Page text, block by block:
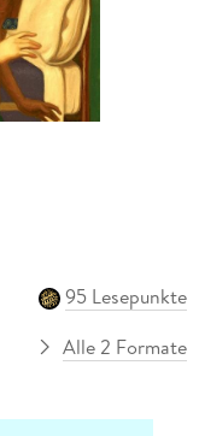
95 Lesepunkte
Alle 2 Formate